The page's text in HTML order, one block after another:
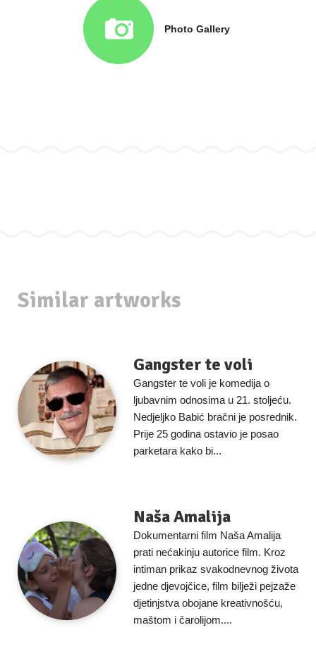
Photo Gallery
Similar artworks
Gangster te voli
Gangster te voli je komedija o
ljubavnim odnosima u 21. stoljeću.
Nedjeljko Babić bračni je posrednik.
Prije 25 godina ostavio je posao
parketara kako bi...
Naša Amalija
Dokumentarni film Naša Amalija
prati nećakinju autorice film. Kroz
intiman prikaz svakodnevnog života
jedne djevojčice, film bilježi pejzaže
djetinjstva obojane kreativnošću,
maštom i čarolijom....